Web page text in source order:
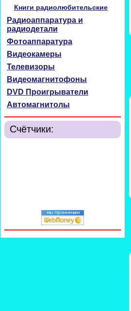
Книги радиолюбительские
Радиоаппаратура и
радиодетали
Фотоаппаратура
Видеокамеры
Телевизоры
Видеомагнитофоны
DVD Проигрыватели
Автомагнитолы
Счётчики: